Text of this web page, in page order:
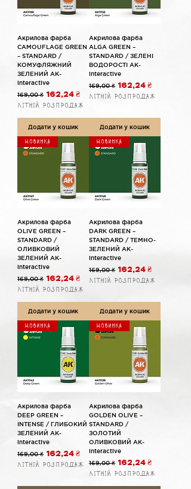
Акрилова фарба
CAMOUFLAGE GREEN
– STANDARD /
КОМУФЛЯЖНИЙ
ЗЕЛЕНИЙ AK-
interactive
Звичайна ціна
169,00 ₴ За розпродажем
162,24 ₴
Літній розпродаж
Додати у кошик
Акрилова фарба
ALGA GREEN –
STANDARD / ЗЕЛЕНІ
ВОДОРОСТІ AK-
interactive
Звичайна ціна
169,00 ₴ За розпродажем
162,24 ₴
Літній розпродаж
Додати у кошик
Новинка
Акрилова фарба
OLIVE GREEN –
STANDARD /
ОЛИВКОВИЙ
ЗЕЛЕНИЙ AK-
interactive
Звичайна ціна
169,00 ₴ За розпродажем
162,24 ₴
Літній розпродаж
Додати у кошик
Новинка
Акрилова фарба
DARK GREEN –
STANDARD / ТЕМНО-
ЗЕЛЕНИЙ AK-
interactive
Звичайна ціна
169,00 ₴ За розпродажем
162,24 ₴
Літній розпродаж
Додати у кошик
Новинка
Акрилова фарба
DEEP GREEN –
INTENSE / ГЛИБОКИЙ
ЗЕЛЕНИЙ AK-
interactive
Звичайна ціна
169,00 ₴ За розпродажем
162,24 ₴
Літній розпродаж
Новинка
Акрилова фарба
GOLDEN OLIVE –
STANDARD /
ЗОЛОТИЙ
ОЛИВКОВИЙ AK-
interactive
Звичайна ціна
169,00 ₴ За розпродажем
162,24 ₴
Літній розпродаж